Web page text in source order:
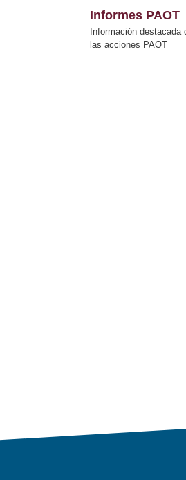
Informes PAOT
Información destacada
las acciones PAOT